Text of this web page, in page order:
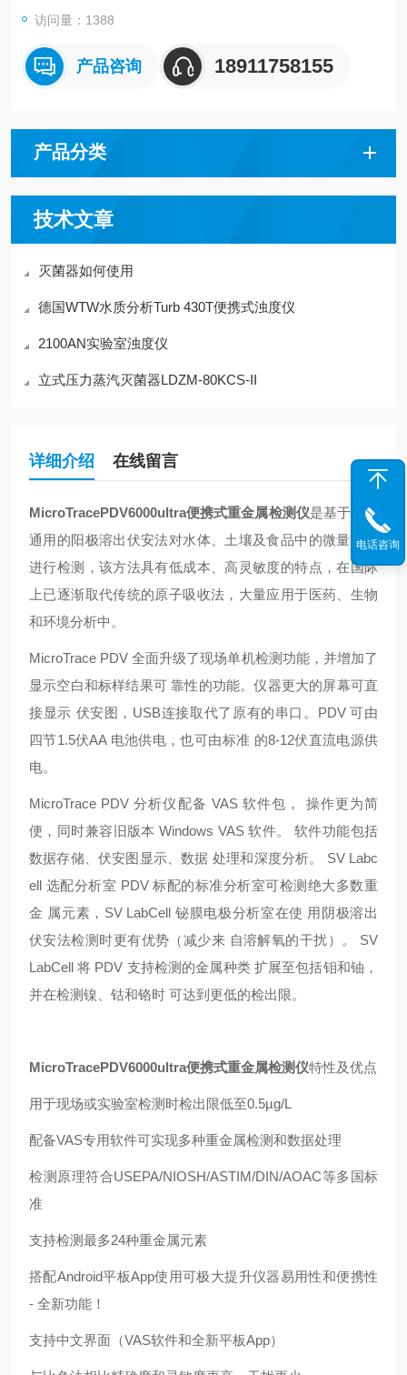
访问量：1388
产品咨询 18911758155
产品分类
技术文章
灭菌器如何使用
德国WTW水质分析Turb 430T便携式浊度仪
2100AN实验室浊度仪
立式压力蒸汽灭菌器LDZM-80KCS-II
详细介绍 在线留言
MicroTracePDV6000ultra便携式重金属检测仪是基于国际
通用的阳极溶出伏安法对水体、土壤及食品中的微量金属
进行检测，该方法具有低成本、高灵敏度的特点，在国际
上已逐渐取代传统的原子吸收法，大量应用于医药、生物
和环境分析中。
MicroTrace PDV 全面升级了现场单机检测功能，并增加了
显示空白和标样结果可 靠性的功能。仪器更大的屏幕可直
接显示 伏安图，USB连接取代了原有的串口。PDV 可由
四节1.5伏AA 电池供电，也可由标准 的8-12伏直流电源供
电。
MicroTrace PDV 分析仪配备 VAS 软件包， 操作更为简
便，同时兼容旧版本 Windows VAS 软件。 软件功能包括
数据存储、伏安图显示、数据 处理和深度分析。 SV Labc
ell 选配分析室 PDV 标配的标准分析室可检测绝大多数重
金 属元素，SV LabCell 铋膜电极分析室在使 用阴极溶出
伏安法检测时更有优势（减少来 自溶解氧的干扰）。 SV
LabCell 将 PDV 支持检测的金属种类 扩展至包括钼和铀，
并在检测镍、钴和铬时 可达到更低的检出限。
MicroTracePDV6000ultra便携式重金属检测仪特性及优点
用于现场或实验室检测时检出限低至0.5µg/L
配备VAS专用软件可实现多种重金属检测和数据处理
检测原理符合USEPA/NIOSH/ASTIM/DIN/AOAC等多国标
准
支持检测最多24种重金属元素
搭配Android平板App使用可极大提升仪器易用性和便携性
- 全新功能！
支持中文界面（VAS软件和全新平板App）
电话咨询